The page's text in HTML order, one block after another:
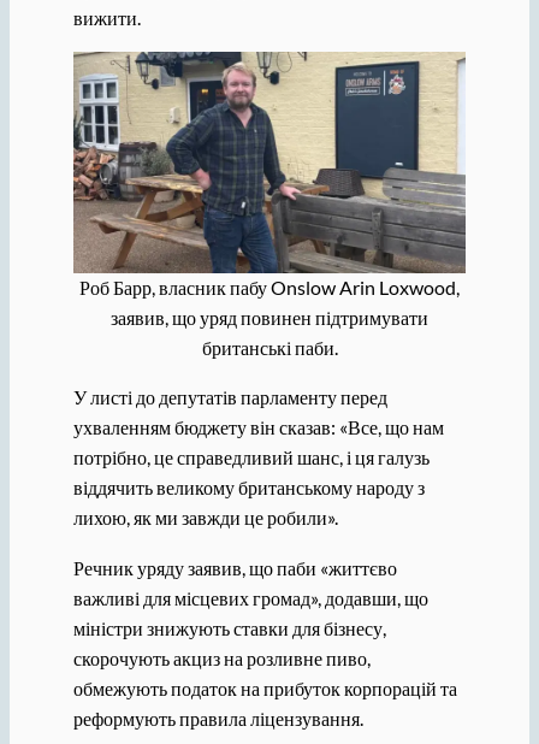
вижити.
Роб Барр, власник пабу Onslow Arin Loxwood,
заявив, що уряд повинен підтримувати
британські паби.
У листі до депутатів парламенту перед
ухваленням бюджету він сказав: «Все, що нам
потрібно, це справедливий шанс, і ця галузь
віддячить великому британському народу з
лихою, як ми завжди це робили».
Речник уряду заявив, що паби «життєво
важливі для місцевих громад», додавши, що
міністри знижують ставки для бізнесу,
скорочують акциз на розливне пиво,
обмежують податок на прибуток корпорацій та
реформують правила ліцензування.